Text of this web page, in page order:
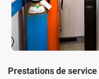
Prestations de